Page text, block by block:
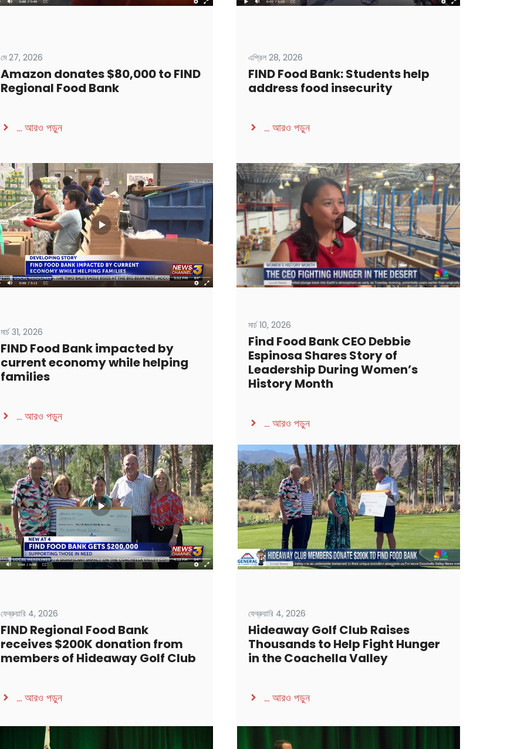
মে 27, 2026
Amazon donates $80,000 to FIND
Regional Food Bank
...আরও পড়ুন
এপ্রিল 28, 2026
FIND Food Bank: Students help
address food insecurity
... আরও পড়ুন
মার্চ 31, 2026
FIND Food Bank impacted by
current economy while helping
families
...আরও পড়ুন
মার্চ 10, 2026
Find Food Bank CEO Debbie
Espinosa Shares Story of
Leadership During Women’s
History Month
... আরও পড়ুন
ফেব্রুয়ারি 4, 2026
FIND Regional Food Bank
receives $200K donation from
members of Hideaway Golf Club
...আরও পড়ুন
ফেব্রুয়ারি 4, 2026
Hideaway Golf Club Raises
Thousands to Help Fight Hunger
in the Coachella Valley
... আরও পড়ুন